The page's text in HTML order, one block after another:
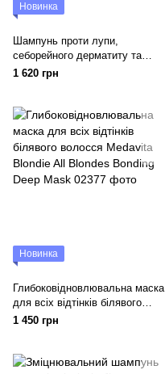
Новинка
Шампунь проти лупи,
себорейного дерматиту та
різних проблем шкіри голови
1 620 грн
Новинка
Глибоковідновлювальна маска
для всіх відтінків білявого
волосся Medavita Blondie All
1 450 грн